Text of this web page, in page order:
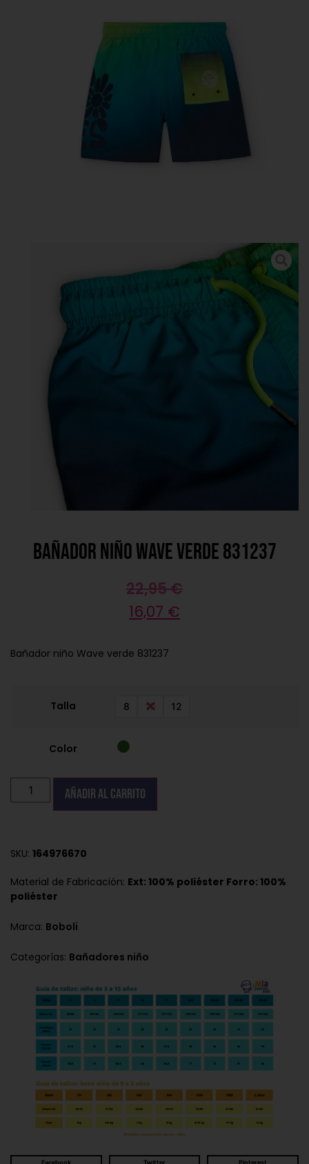
Bañador niño Wave verde 831237
22,95€
16,07 €
Bañador niño Wave verde 831237
Talla 8 10 12
Color
Añadir al carrito
SKU: 164976670
Material de Fabricación: Ext: 100% poliéster Forro: 100%
poliéster
Marca: Boboli
Categorías: Bañadores niño
Facebook Twitter Pinterest